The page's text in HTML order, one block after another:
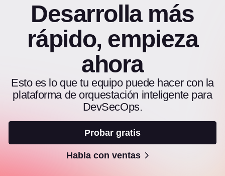
Desarrolla más
rápido, empieza
ahora
Esto es lo que tu equipo puede hacer con la
plataforma de orquestación inteligente para
DevSecOps.
Probar gratis
Habla con ventas